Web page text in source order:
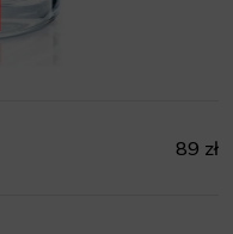
89 zł